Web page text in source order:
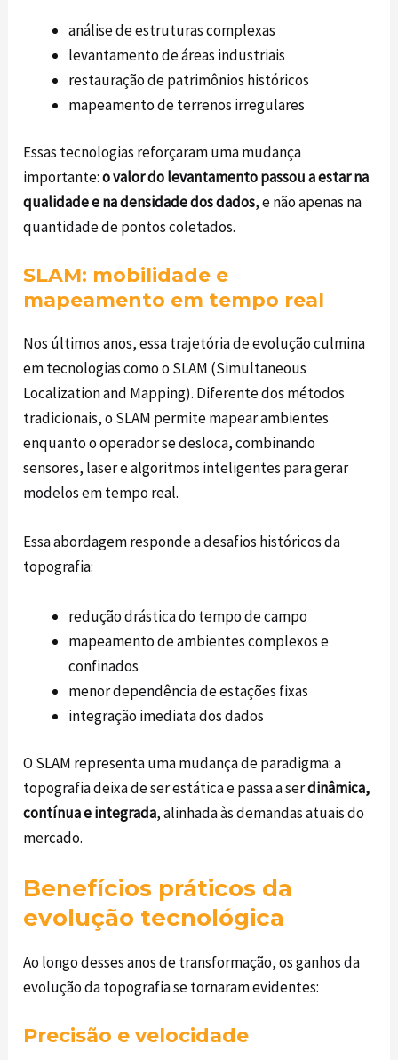
análise de estruturas complexas
levantamento de áreas industriais
restauração de patrimônios históricos
mapeamento de terrenos irregulares
Essas tecnologias reforçaram uma mudança
importante:o valor do levantamento passou a estar na
qualidade e na densidade dos dados, e não apenas na
quantidade de pontos coletados.
SLAM: mobilidade e
mapeamento em tempo real
Nos últimos anos, essa trajetória de evolução culmina
em tecnologias como o SLAM (Simultaneous
Localization and Mapping). Diferente dos métodos
tradicionais, o SLAM permite mapear ambientes
enquanto o operador se desloca, combinando
sensores, laser e algoritmos inteligentes para gerar
modelos em tempo real.
Essa abordagem responde a desafios históricos da
topografia:
redução drástica do tempo de campo
mapeamento de ambientes complexos e
confinados
menor dependência de estações fixas
integração imediata dos dados
O SLAM representa uma mudança de paradigma: a
topografia deixa de ser estática e passa a serdinâmica,
contínua e integrada, alinhada às demandas atuais do
mercado.
Benefícios práticos da
evolução tecnológica
Ao longo desses anos de transformação, os ganhos da
evolução da topografia se tornaram evidentes:
Precisão e velocidade